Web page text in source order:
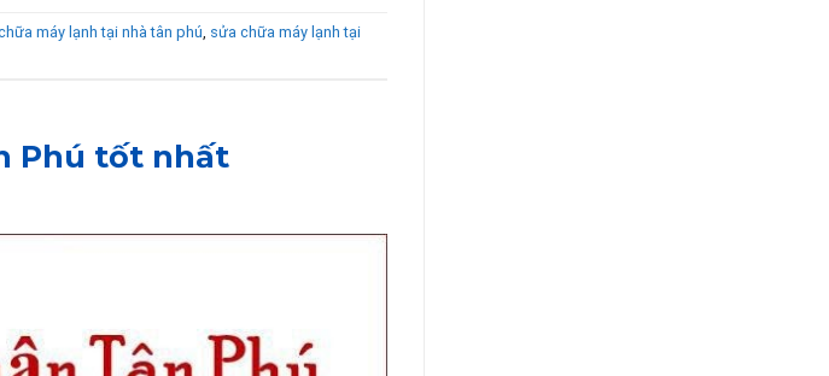
máy lạnh tại nhà tân phú, sửa chữa máy lạnh tại
Phú tốt nhất